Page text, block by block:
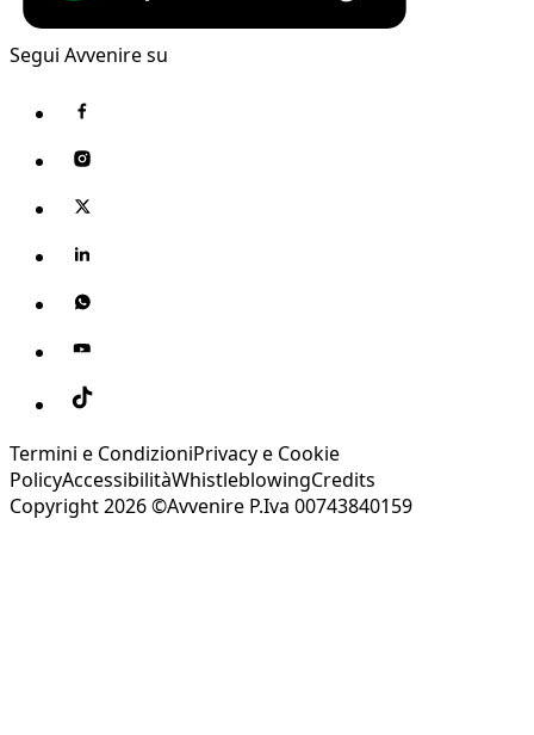
Segui Avvenire su
Termini e CondizioniPrivacy e Cookie
PolicyAccessibilitàWhistleblowingCredits
Copyright 2026 ©Avvenire P.Iva 00743840159